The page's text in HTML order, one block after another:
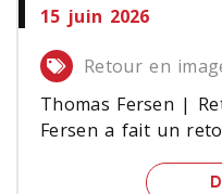
15 juin 2026
Retour en
Thomas Fersen |
Fersen a fait un